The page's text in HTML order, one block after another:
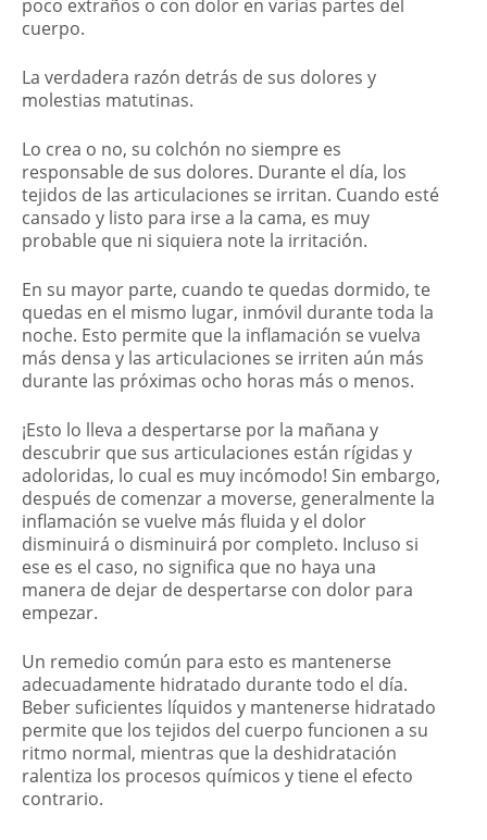
poco extraños o con dolor en varias partes del
cuerpo.
La verdadera razón detrás de sus dolores y
molestias matutinas.
Lo crea o no, su colchón no siempre es
responsable de sus dolores. Durante el día, los
tejidos de las articulaciones se irritan. Cuando esté
cansado y listo para irse a la cama, es muy
probable que ni siquiera note la irritación.
En su mayor parte, cuando te quedas dormido, te
quedas en el mismo lugar, inmóvil durante toda la
noche. Esto permite que la inflamación se vuelva
más densa y las articulaciones se irriten aún más
durante las próximas ocho horas más o menos.
¡Esto lo lleva a despertarse por la mañana y
descubrir que sus articulaciones están rígidas y
adoloridas, lo cual es muy incómodo! Sin embargo,
después de comenzar a moverse, generalmente la
inflamación se vuelve más fluida y el dolor
disminuirá o disminuirá por completo. Incluso si
ese es el caso, no significa que no haya una
manera de dejar de despertarse con dolor para
empezar.
Un remedio común para esto es mantenerse
adecuadamente hidratado durante todo el día.
Beber suficientes líquidos y mantenerse hidratado
permite que los tejidos del cuerpo funcionen a su
ritmo normal, mientras que la deshidratación
ralentiza los procesos químicos y tiene el efecto
contrario.